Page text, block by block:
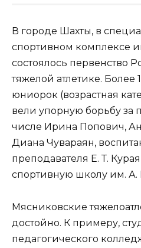
В городе Шахты, в
спортивном комплексе
состоялось первенство
тяжелой атлетике. Более
юниорок (возрастная
вели упорную борьбу за
числе Ирина Попович,
Диана Чувараян,
преподавателя Е. Т.
спортивную школу им. А.
Мясниковские
достойно. К примеру,
педагогического